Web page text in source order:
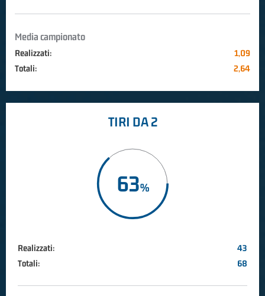
Media campionato
Realizzati:
1,09
Totali:
2,64
TIRI DA 2
63
Realizzati:
43
Totali:
68